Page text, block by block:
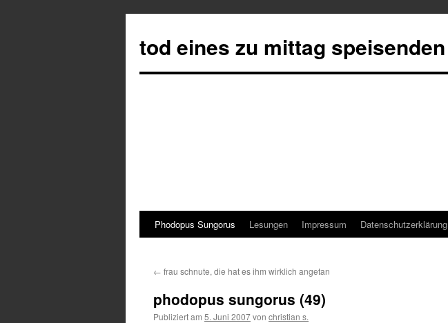
tod eines zu mittag speisenden
Springe
Inhalt
Phodopus Sungorus Lesungen Impressum Datenschutzerklärung
← frau schnute, die hat es ihm wirklich angetan
phodopus sungorus (49)
Publiziert am 5. Juni 2007von christian s.